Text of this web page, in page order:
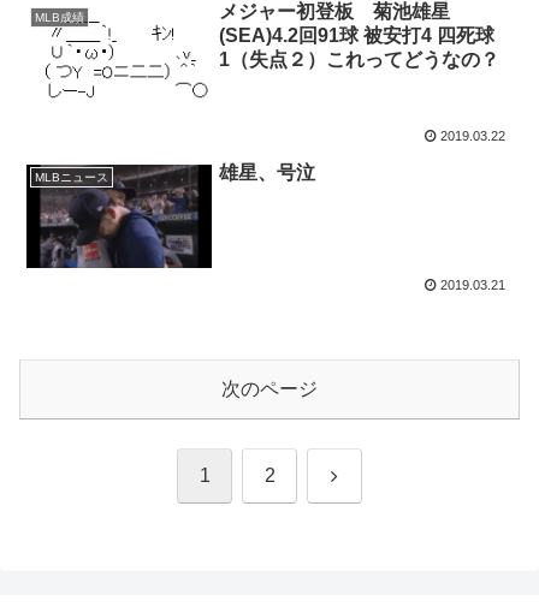
MLB成績
メジャー初登板 菊池雄星
(SEA)4.2回91球 被安打4 四死球
1（失点２）これってどうなの？
2019.03.22
MLBニュース 雄星、号泣
2019.03.21
次のページ
1 2 次